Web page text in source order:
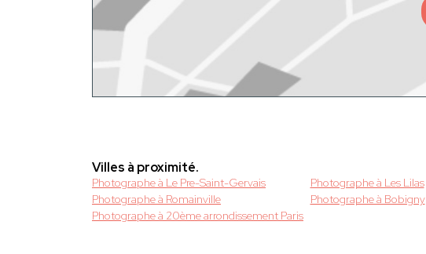
Villes à proximité.
Photographe à Le Pre-Saint-Gervais Photographe à Les Lilas
Photographe à Romainville
Photographe à Bobigny
Photographe à 20ème arrondissement Paris